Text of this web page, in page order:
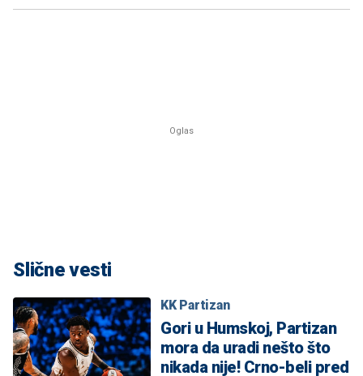
Slične vesti
KK Partizan
Gori u Humskoj, Partizan
mora da uradi nešto što
nikada nije! Crno-beli pred